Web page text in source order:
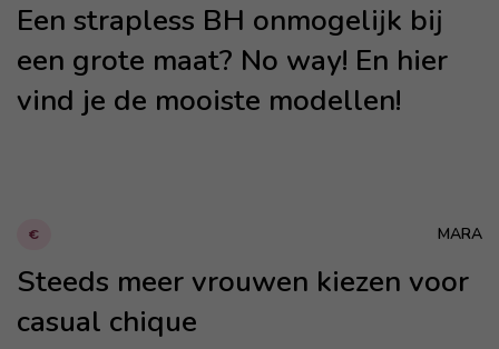
Een strapless BH onmogelijk bij
een grote maat? No way! En hier
vind je de mooiste modellen!
€ MARA
Steeds meer vrouwen kiezen voor
casual chique